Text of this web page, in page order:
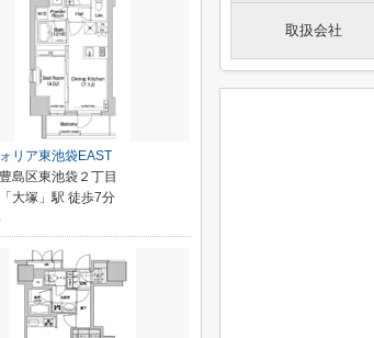
取扱会社
リア東池袋EAST
島区東池袋２丁目
大塚」駅 徒歩7分